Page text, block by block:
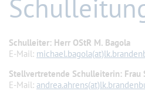
Schulleiter: Herr OStR M. Bagola
E-Mail:
Stellvertretende Schulleiterin: Frau
E-Mail: andrea.